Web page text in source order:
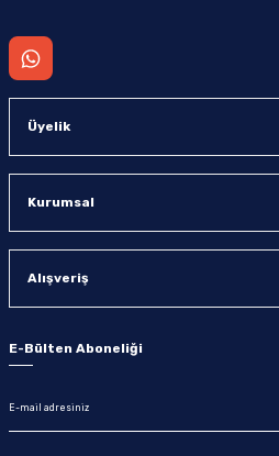
Üyelik
Kurumsal
Alışveriş
E-Bülten Aboneliği